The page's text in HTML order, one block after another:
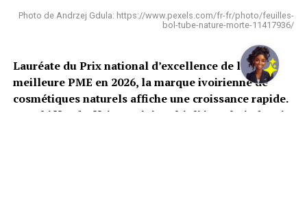
Photo de Andrzej Gdula: https://www.pexels.com/fr-fr/photo/feuilles-
bol-tube-nature-morte-11417936/
Lauréate du Prix national d’excellence de la
meilleure PME en 2026, la marque ivoirienne de
cosmétiques naturels affiche une croissance rapide.
Son chiffre d’affaires a été multiplié par huit depuis